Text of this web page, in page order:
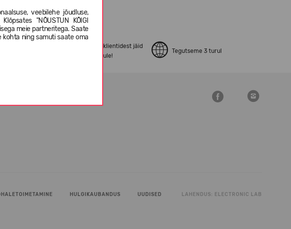
veebilehe jõudluse,
"NÕUSTUN KÕIGI
meie partneritega. Saate
ning samuti saate oma
99% Open24.ee klientidest jäid
oma ostuga rahule!
Tegutseme 3 turul
HULGIKAUBANDUS UUDISED LAHENDUS: ELECTRONIC LAB